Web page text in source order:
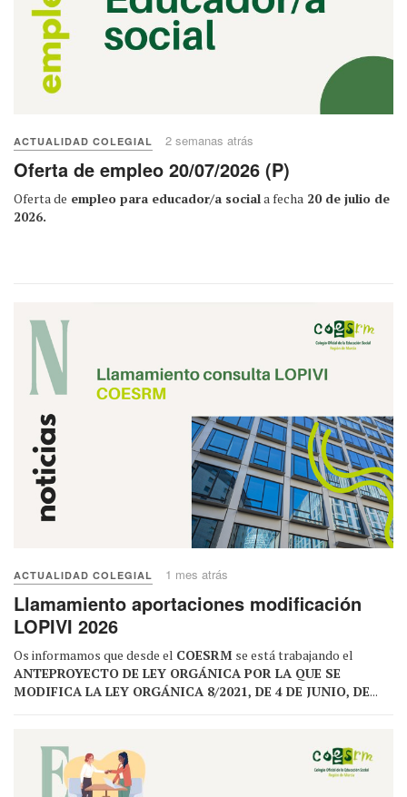
ACTUALIDAD COLEGIAL 2 semanas atrás
Oferta de empleo 20/07/2026 (P)
Oferta de empleo para educador/a sociala fecha 20 de julio de
2026.
ACTUALIDAD COLEGIAL 1 mes atrás
Llamamiento aportaciones modificación
LOPIVI 2026
Os informamos que desde el COESRM se está trabajando el
ANTEPROYECTO DE LEY ORGÁNICA POR LA QUE SE
MODIFICA LA LEY ORGÁNICA 8/2021, DE 4 DE JUNIO, DE...